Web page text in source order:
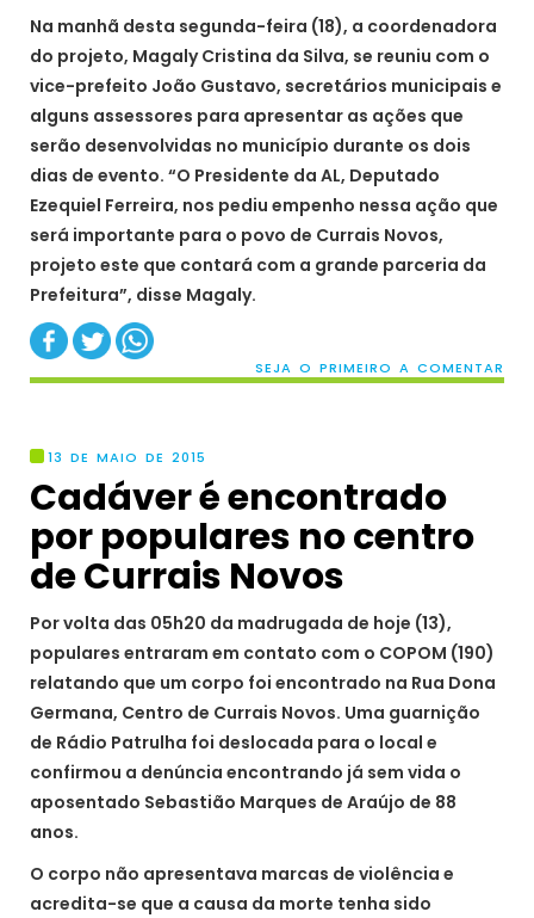
Na manhã desta segunda-feira (18), a coordenadora
do projeto, Magaly Cristina da Silva, se reuniu com o
vice-prefeito João Gustavo, secretários municipais e
alguns assessores para apresentar as ações que
serão desenvolvidas no município durante os dois
dias de evento. “O Presidente da AL, Deputado
Ezequiel Ferreira, nos pediu empenho nessa ação que
será importante para o povo de Currais Novos,
projeto este que contará com a grande parceria da
Prefeitura”, disse Magaly.
SEJA O PRIMEIRO A COMENTAR
13 DE MAIO DE 2015
Cadáver é encontrado
por populares no centro
de Currais Novos
Por volta das 05h20 da madrugada de hoje (13),
populares entraram em contato com o COPOM (190)
relatando que um corpo foi encontrado na Rua Dona
Germana, Centro de Currais Novos. Uma guarnição
de Rádio Patrulha foi deslocada para o local e
confirmou a denúncia encontrando já sem vida o
aposentado Sebastião Marques de Araújo de 88
anos.
O corpo não apresentava marcas de violência e
acredita-se que a causa da morte tenha sido